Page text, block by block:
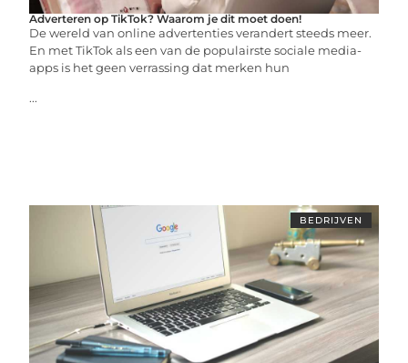
Adverteren op TikTok? Waarom je dit moet doen!
De wereld van online advertenties verandert steeds meer.
En met TikTok als een van de populairste sociale media-
apps is het geen verrassing dat merken hun
...
BEDRIJVEN